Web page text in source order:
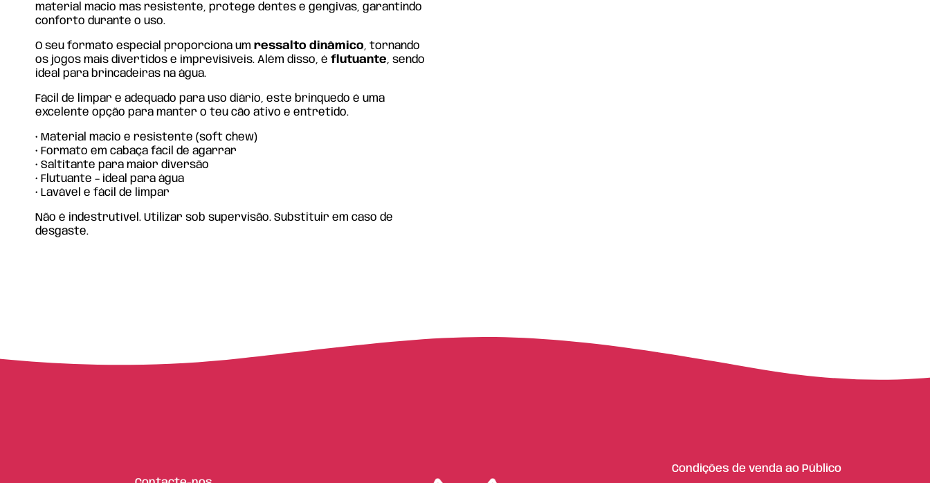
material macio mas resistente, protege dentes e gengivas, garantindo
conforto durante o uso.
O seu formato especial proporciona umressalto dinâmico, tornando
os jogos mais divertidos e imprevisíveis. Além disso, éflutuante, sendo
ideal para brincadeiras na água.
Fácil de limpar e adequado para uso diário, este brinquedo é uma
excelente opção para manter o teu cão ativo e entretido.
• Material macio e resistente (soft chew)
• Formato em cabaça fácil de agarrar
• Saltitante para maior diversão
• Flutuante – ideal para água
• Lavável e fácil de limpar
Não é indestrutível. Utilizar sob supervisão. Substituir em caso de
desgaste.
Condições de venda ao Público